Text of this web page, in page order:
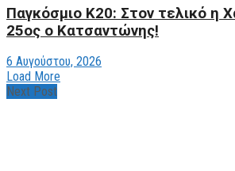
Παγκόσμιο Κ20: Στον τελικό η
25ος ο Κατσαντώνης!
6 Αυγούστου, 2026
Load More
Next Post